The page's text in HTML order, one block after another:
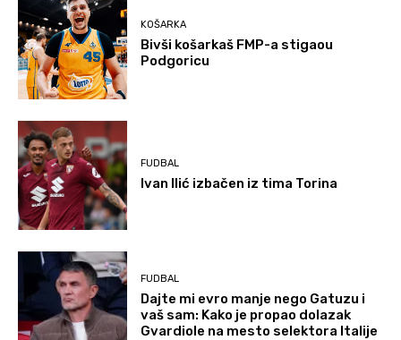
KOŠARKA
Bivši košarkaš FMP-a stigaou
Podgoricu
FUDBAL
Ivan Ilić izbačen iz tima Torina
FUDBAL
Dajte mi evro manje nego Gatuzu i
vaš sam: Kako je propao dolazak
Gvardiole na mesto selektora Italije